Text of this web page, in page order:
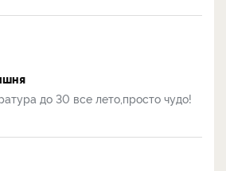
до 30 все лето,просто чудо!